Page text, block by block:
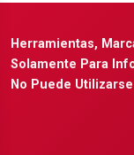
Herramientas,
Solamente Para
No Puede